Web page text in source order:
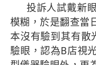
投訴人試戴新
模糊，於是翻查當
本沒有驗到其有散
驗眼，認為B店視